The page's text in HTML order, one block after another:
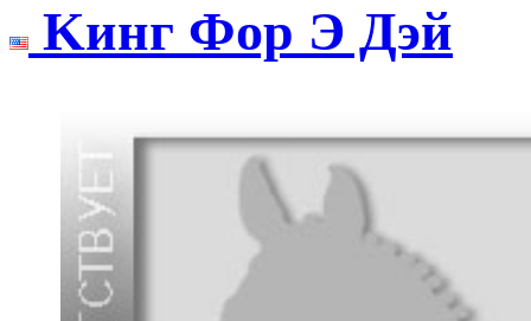
Kинг Фор Э Дэй